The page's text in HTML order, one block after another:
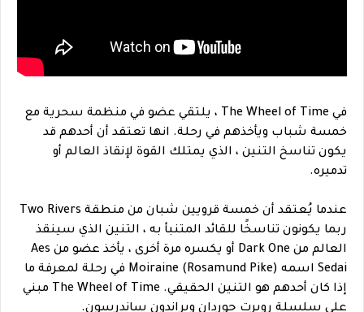
في The Wheel of Time ، يلتقي عضو في منظمة سحرية مع
خمسة شباب ويأخذهم في رحلة. انها تعتقد أن أحدهم قد
يكون تناسخ التنين ، الذي يمتلك القوة لإنقاذ العالم أو
تدميره.
عندما يُعتقد أن خمسة قرويين شبان من منطقة Two Rivers
ربما يكونون تناسخًا للقائد المتنبأ به ، التنين الذي سينقذ
العالم من Dark One أو يكسره مرة أخرى ، يأخذ عضو من Aes
Sedai اسمه Moiraine (Rosamund Pike) في رحلة لمعرفة ما
إذا كان أحدهم هو التنين الحقيقي. The Wheel of Time مبني
على سلسلة روبرت جوردان وبراندون ساندرسون.